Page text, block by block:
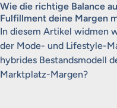
Wie die richtige Balance
Fulfillment deine Margen
In diesem Artikel widmen
der Mode- und Lifestyle-
hybrides Bestandsmodell
Marktplatz-Margen?